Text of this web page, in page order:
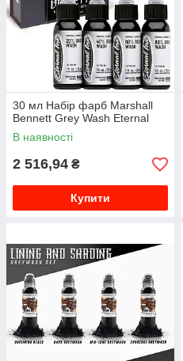
30 мл Набір фарб Marshall
Bennett Grey Wash Eternal
В наявності
2 516,94 ₴
Купити